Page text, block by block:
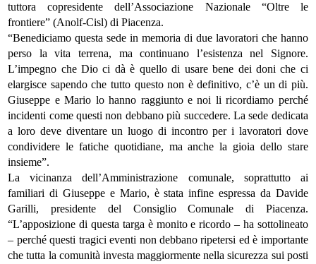
tuttora copresidente dell’Associazione Nazionale “Oltre le
frontiere” (Anolf-Cisl) di Piacenza.
“Benediciamo questa sede in memoria di due lavoratori che hanno
perso la vita terrena, ma continuano l’esistenza nel Signore.
L’impegno che Dio ci dà è quello di usare bene dei doni che ci
elargisce sapendo che tutto questo non è definitivo, c’è un di più.
Giuseppe e Mario lo hanno raggiunto e noi li ricordiamo perché
incidenti come questi non debbano più succedere. La sede dedicata
a loro deve diventare un luogo di incontro per i lavoratori dove
condividere le fatiche quotidiane, ma anche la gioia dello stare
insieme”.
La vicinanza dell’Amministrazione comunale, soprattutto ai
familiari di Giuseppe e Mario, è stata infine espressa da Davide
Garilli, presidente del Consiglio Comunale di Piacenza.
“L’apposizione di questa targa è monito e ricordo – ha sottolineato
– perché questi tragici eventi non debbano ripetersi ed è importante
che tutta la comunità investa maggiormente nella sicurezza sui posti